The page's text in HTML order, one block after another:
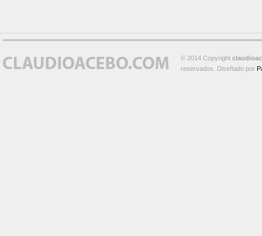
© 2014 Copyright
reservados. Diseñado por